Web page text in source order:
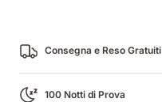
Consegna e Reso Gratuiti
100 Notti di Prova